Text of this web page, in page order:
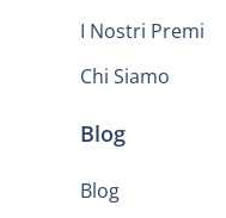
I Nostri Premi
Chi Siamo
Blog
Blog